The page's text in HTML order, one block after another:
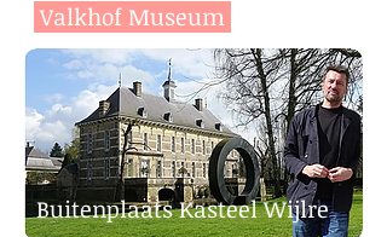
Valkhof Museum
Buitenplaats Kasteel Wijlre